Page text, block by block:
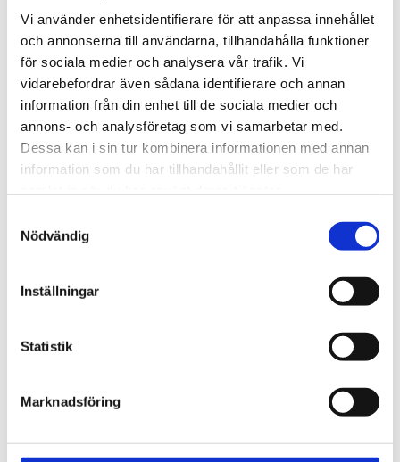
Vi använder enhetsidentifierare för att anpassa innehållet
och annonserna till användarna, tillhandahålla funktioner
för sociala medier och analysera vår trafik. Vi
vidarebefordrar även sådana identifierare och annan
information från din enhet till de sociala medier och
annons- och analysföretag som vi samarbetar med.
Dessa kan i sin tur kombinera informationen med annan
information som du har tillhandahållit eller som de har
Nödvändig
Inställningar
Statistik
Marknadsföring
valintoja. Lisäksi tähtäsimme kestäviin ratkaisuihin.
Olemme onnistuneet, sanoo Marie Nordin,
Tengbomin asuntosuunnitteluyksikön
studiopäällikkö.
– Projektin perusajatuksena ovat komponentit, joita
voi legojen tavoin kytkeä erilaisiksi yhdistelmiksi,